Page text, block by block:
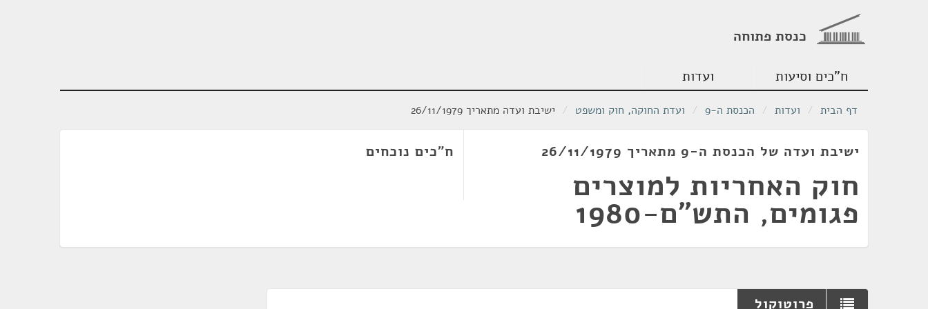
כנסת פתוחה
ח"כים וסיעות ועדות
דף הבית / ועדות / הכנסת ה-9 / ועדת החוקה, חוק ומשפט / ישיבת ועדה מתאריך 26/11/1979
ישיבת ועדה של הכנסת ה-9 מתאריך 26/11/1979
חוק האחריות למוצרים
פגומים, התש"ם-1980
ח"כים נוכחים
פרוטוקול